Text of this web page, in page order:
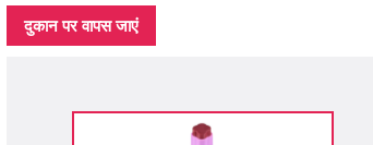
दुकान पर वापस जाएं